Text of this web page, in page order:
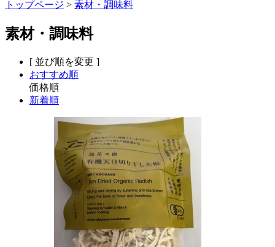
トップページ > 素材・調味料
素材・調味料
[ 並び順を変更 ]
おすすめ順
価格順
新着順